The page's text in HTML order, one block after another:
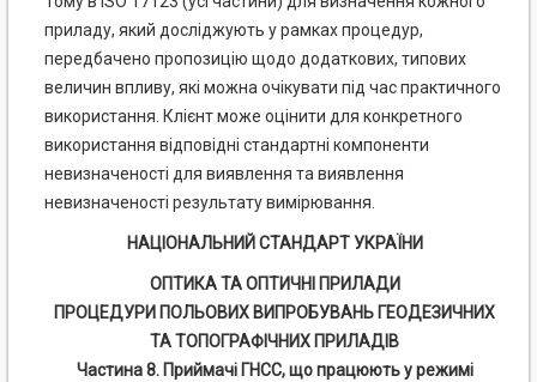
приладу, який досліджують у рамках процедур,
передбачено пропозицію щодо додаткових, типових
величин впливу, які можна очікувати під час практичного
використання. Клієнт може оцінити для конкретного
використання відповідні стандартні компоненти
невизначеності для виявлення та виявлення
невизначеності результату вимірювання.
НАЦІОНАЛЬНИЙ СТАНДАРТ УКРАЇНИ
ОПТИКА ТА ОПТИЧНІ ПРИЛАДИ
ПРОЦЕДУРИ ПОЛЬОВИХ ВИПРОБУВАНЬ ГЕОДЕЗИЧНИХ
ТА ТОПОГРАФІЧНИХ ПРИЛАДІВ
Частина 8. Приймачі ГНСС, що працюють у режимі